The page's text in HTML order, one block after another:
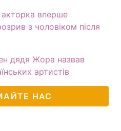
акторка вперше
з чоловіком після
дядя Жора назвав
артистів
НАС